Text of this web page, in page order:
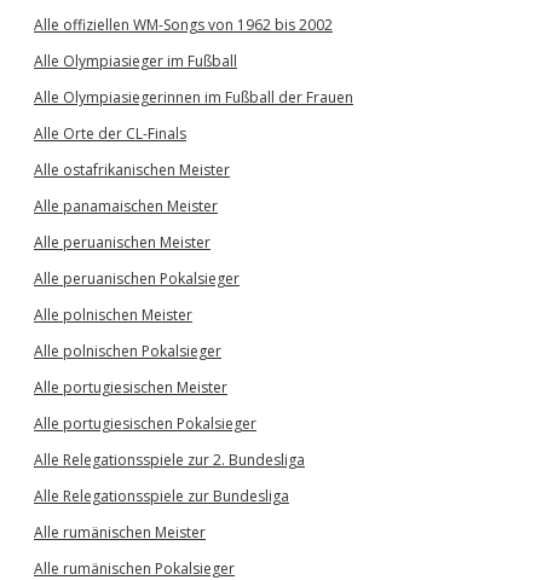
Alle offiziellen WM-Songs von 1962 bis 2002
Alle Olympiasieger im Fußball
Alle Olympiasiegerinnen im Fußball der Frauen
Alle Orte der CL-Finals
Alle ostafrikanischen Meister
Alle panamaischen Meister
Alle peruanischen Meister
Alle peruanischen Pokalsieger
Alle polnischen Meister
Alle polnischen Pokalsieger
Alle portugiesischen Meister
Alle portugiesischen Pokalsieger
Alle Relegationsspiele zur 2. Bundesliga
Alle Relegationsspiele zur Bundesliga
Alle rumänischen Meister
Alle rumänischen Pokalsieger